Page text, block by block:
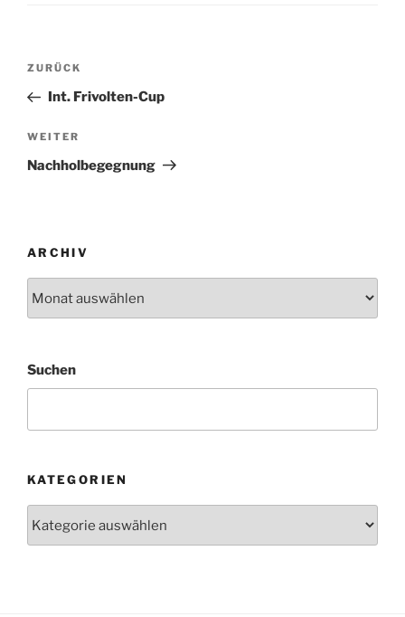
Beitragsnavigation
Vorheriger
Beitrag
ZURÜCK
Int. Frivolten-Cup
Nächster
Beitrag
WEITER
Nachholbegegnung
ARCHIV
Suchen
KATEGORIEN